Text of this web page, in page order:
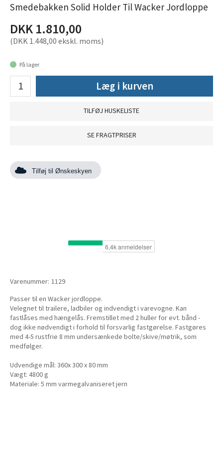
Smedebakken Solid Holder Til Wacker Jordloppe
DKK 1.810,00
(DKK 1.448,00 ekskl. moms)
På lager
Læg i kurven
TILFØJ HUSKELISTE
SE FRAGTPRISER
Tilføj til Ønskeskyen
Varenummer: 1129
Passer til en Wacker jordloppe.
Velegnet til trailere, ladbiler og indvendigt i varevogne. Kan
fastlåses med hængelås. Fremstillet med 2 huller for evt. bånd -
dog ikke nødvendigt i forhold til forsvarlig fastgørelse. Fastgøres
med 4-5 rustfrie 8 mm undersænkede bolte/skive/møtrik, som
medfølger.
Udvendige mål: 360x 300 x 80 mm
Vægt: 4800 g
Materiale: 5 mm varmegalvaniseret jern